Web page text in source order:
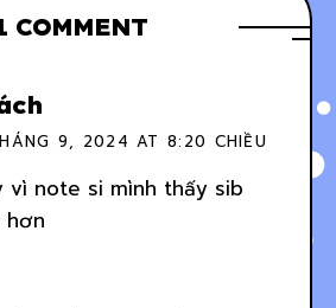
COMMENT
9, 2024 AT 8:20 CHIỀU
vì note si mình thấy sib
hơn